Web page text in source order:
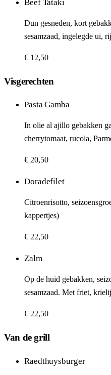
Beef Tataki
Dun gesneden, kort
sesamzaad, ingelegde ui,
€ 12,50
Visgerechten
Pasta Gamba
In olie al ajillo gebakken
cherrytomaat, rucola,
€ 20,50
Doradefilet
Citroenrisotto,
kappertjes)
€ 22,50
Zalm
Op de huid gebakken,
sesamzaad. Met friet,
€ 22,50
Van de grill
Raedthuysburger